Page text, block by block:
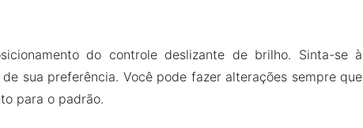
do controle deslizante de brilho. Sinta-se à
sua preferência. Você pode fazer alterações sempre que
para o padrão.